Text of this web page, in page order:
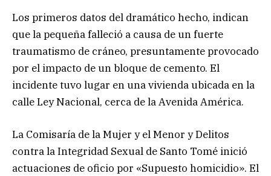
Los primeros datos del dramático hecho, indican
que la pequeña falleció a causa de un fuerte
traumatismo de cráneo, presuntamente provocado
por el impacto de un bloque de cemento. El
incidente tuvo lugar en una vivienda ubicada en la
calle Ley Nacional, cerca de la Avenida América.
La Comisaría de la Mujer y el Menor y Delitos
contra la Integridad Sexual de Santo Tomé inició
actuaciones de oficio por «Supuesto homicidio». El